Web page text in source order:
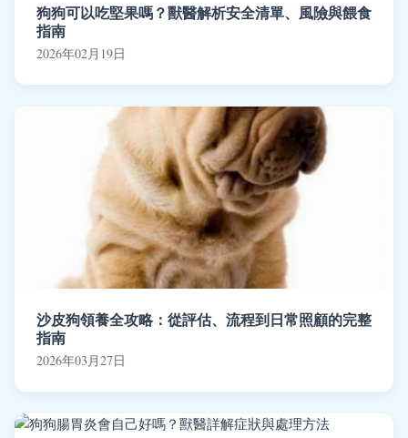
狗狗可以吃堅果嗎？獸醫解析安全清單、風險與餵食
指南
2026年02月19日
沙皮狗領養全攻略：從評估、流程到日常照顧的完整
指南
2026年03月27日